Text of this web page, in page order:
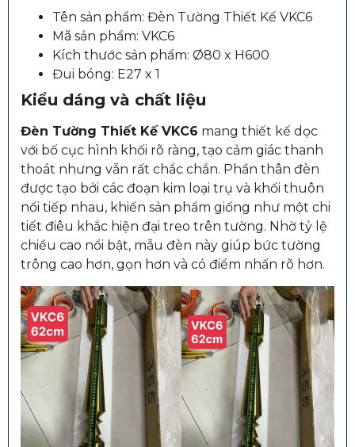
Tên sản phẩm: Đèn Tường Thiết Kế VKC6
Mã sản phẩm: VKC6
Kích thước sản phẩm: Ø80 x H600
Đui bóng: E27 x 1
Kiểu dáng và chất liệu
Đèn Tường Thiết Kế VKC6 mang thiết kế dọc
với bố cục hình khối rõ ràng, tạo cảm giác thanh
thoát nhưng vẫn rất chắc chắn. Phần thân đèn
được tạo bởi các đoạn kim loại trụ và khối thuôn
nối tiếp nhau, khiến sản phẩm giống như một chi
tiết điêu khắc hiện đại treo trên tường. Nhờ tỷ lệ
chiều cao nổi bật, mẫu đèn này giúp bức tường
trông cao hơn, gọn hơn và có điểm nhấn rõ hơn.